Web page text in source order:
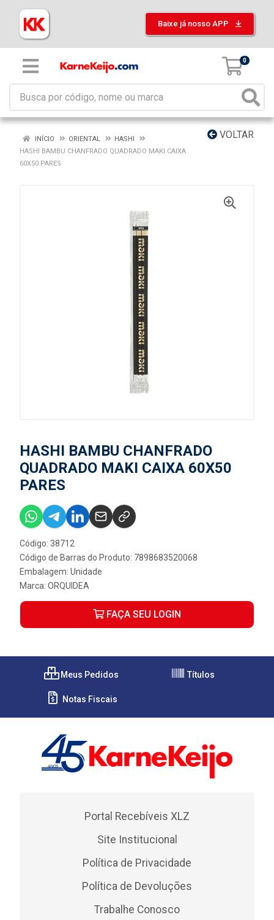
Baixe já nosso APP
0
VOLTAR
INÍCIO ORIENTAL
HASHI
HASHI BAMBU CHANFRADO QUADRADO MAKI CAIXA
60X50 PARES
HASHI BAMBU CHANFRADO
QUADRADO MAKI CAIXA 60X50
PARES
Código: 38712
Código de Barras do Produto: 7898683520068
Embalagem: Unidade
Marca: ORQUIDEA
FAÇA SEU LOGIN
Meus Pedidos Títulos
Notas Fiscais
Portal Recebíveis XLZ
Site Institucional
Política de Privacidade
Política de Devoluções
Trabalhe Conosco